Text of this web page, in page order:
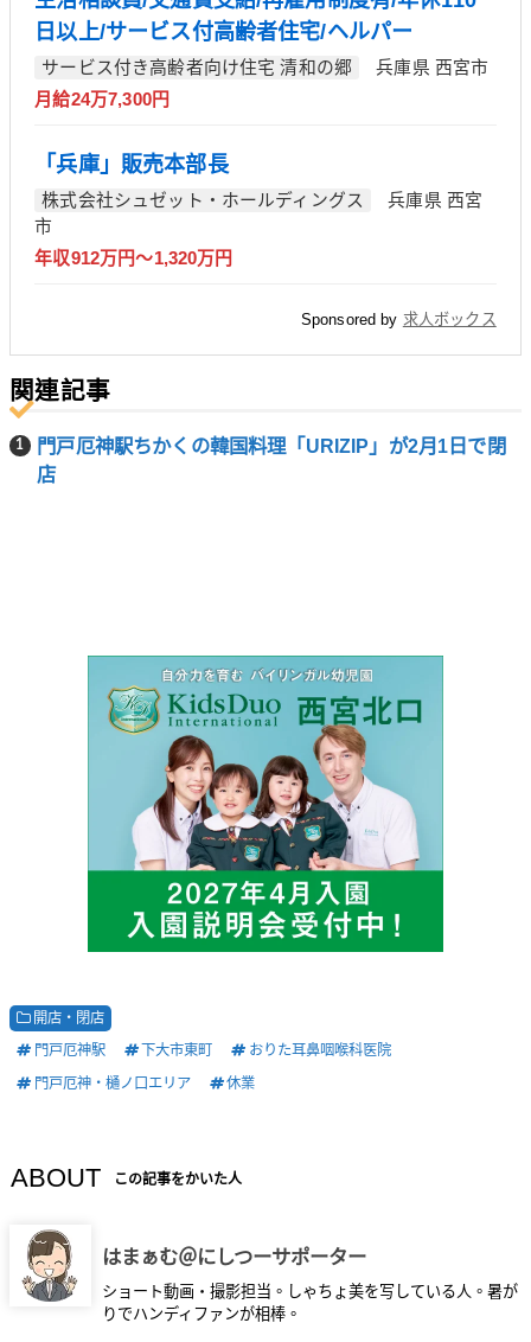
日以上/サービス付高齢者住宅/ヘルパー
サービス付き高齢者向け住宅 清和の郷
兵庫県 西宮市
月給24万7,300円
「兵庫」販売本部長
株式会社シュゼット・ホールディングス
兵庫県 西宮
市
年収912万円～1,320万円
Sponsored by 求人ボックス
関連記事
門戸厄神駅ちかくの韓国料理「URIZIP」が2月1日で閉
店
開店・閉店
門戸厄神駅
下大市東町
おりた耳鼻咽喉科医院
門戸厄神・樋ノ口エリア
休業
ABOUT この記事をかいた人
はまぁむ＠にしつーサポーター
ショート動画・撮影担当。しゃちょ美を写している人。暑が
りでハンディファンが相棒。